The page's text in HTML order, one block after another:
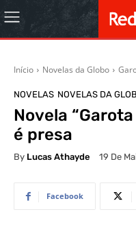
Início Novelas da Globo
NOVELAS NOVELAS DA
Novela
é presa
By Lucas Athayde 19 De
Facebook